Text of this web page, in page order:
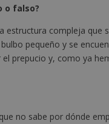
o falso?
estructura compleja
pequeño y se
prepucio y, como ya
no sabe por dónde